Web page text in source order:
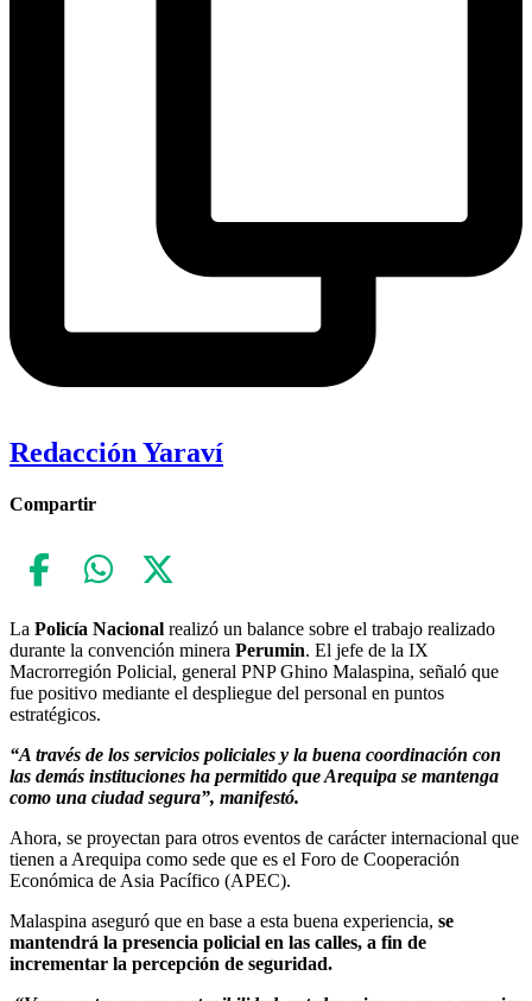
Redacción Yaraví
Compartir
La Policía Nacional realizó un balance sobre el trabajo realizado
durante la convención minera Perumin. El jefe de la IX
Macrorregión Policial, general PNP Ghino Malaspina, señaló que
fue positivo mediante el despliegue del personal en puntos
estratégicos.
“A través de los servicios policiales y la buena coordinación con
las demás instituciones ha permitido que Arequipa se mantenga
como una ciudad segura”, manifestó.
Ahora, se proyectan para otros eventos de carácter internacional que
tienen a Arequipa como sede que es el Foro de Cooperación
Económica de Asia Pacífico (APEC).
Malaspina aseguró que en base a esta buena experiencia, se
mantendrá la presencia policial en las calles, a fin de
incrementar la percepción de seguridad.